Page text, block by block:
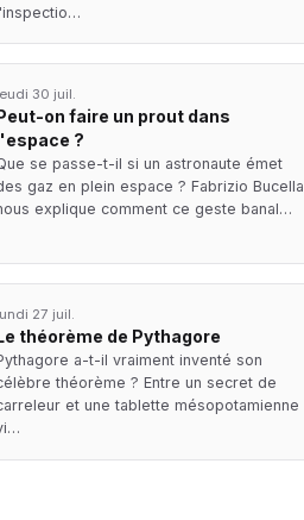
30 juil.
on faire un prout dans
?
se passe-t-il si un astronaute émet
gaz en plein espace ? Fabrizio Bucella
explique comment ce geste banal…
27 juil.
théorème de Pythagore
a-t-il vraiment inventé son
théorème ? Entre un secret de
et une tablette mésopotamienne